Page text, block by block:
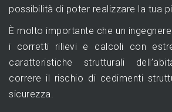
possibilità di poter realizzare la tua
È molto importante che un
i corretti rilievi e calcoli con
caratteristiche strutturali
correre il rischio di cedimenti
sicurezza.